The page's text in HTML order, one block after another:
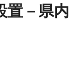
置－県内